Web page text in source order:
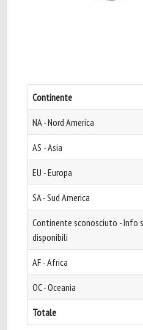
Continente
NA - Nord America
AS - Asia
EU - Europa
SA - Sud America
Continente sconosciuto - Info
disponibili
AF - Africa
OC - Oceania
Totale